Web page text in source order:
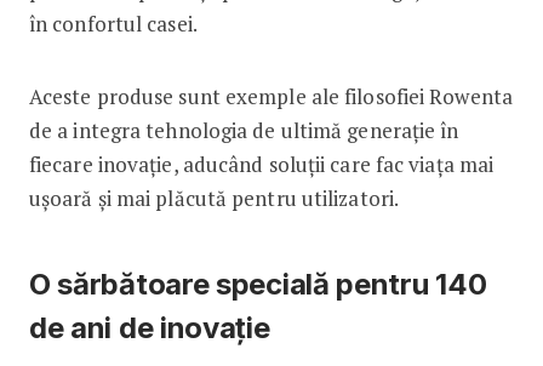
în confortul casei.
Aceste produse sunt exemple ale filosofiei Rowenta
de a integra tehnologia de ultimă generație în
fiecare inovație, aducând soluții care fac viața mai
ușoară și mai plăcută pentru utilizatori.
O sărbătoare specială pentru 140
de ani de inovație